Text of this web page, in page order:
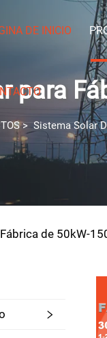
DE INICIO
para
>Sistema Solar
de 50kW-